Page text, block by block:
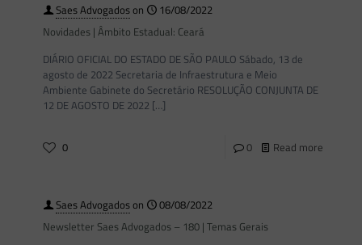
Saes Advogadoson
16/08/2022
Novidades | Âmbito Estadual: Ceará
DIÁRIO OFICIAL DO ESTADO DE SÃO PAULO Sábado, 13 de
agosto de 2022 Secretaria de Infraestrutura e Meio
Ambiente Gabinete do Secretário RESOLUÇÃO CONJUNTA DE
12 DE AGOSTO DE 2022 […]
0 0 Read more
Saes Advogadoson
08/08/2022
Newsletter Saes Advogados – 180 | Temas Gerais